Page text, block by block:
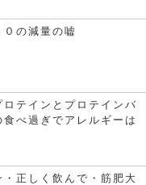
０の減量の嘘
ロテインとプロテインバ
べ過ぎでアレルギーは
・正しく飲んで・筋肥大